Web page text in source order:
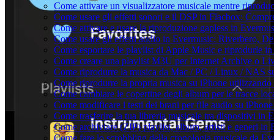
Come attivare un visualizzatore musicale mentre
Come usare gli effetti sonori e il DSP in Flacbox:
Come attivare e usare la riproduzione gapless in
Come usare gli effetti audio in Evermusic: Riverbero,
Come esportare le playlist di Apple Music e riprodurle
Come creare una playlist M3U per Internet Archive o
Come riprodurre la musica da Mac / PC / Linux / NAS
Come riprodurre la propria musica su iPhone utilizzando
Come cambiare le copertine degli album per le tracce
Come modificare i testi dei brani per file audio su
Come trasferire la tua libreria musicale tra dispositivi in
Come archiviare (ZIP) playlist, album, artisti e generi
Come fare lo scrobbling della cronologia musicale da